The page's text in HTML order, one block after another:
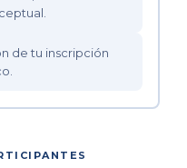
de tu inscripción